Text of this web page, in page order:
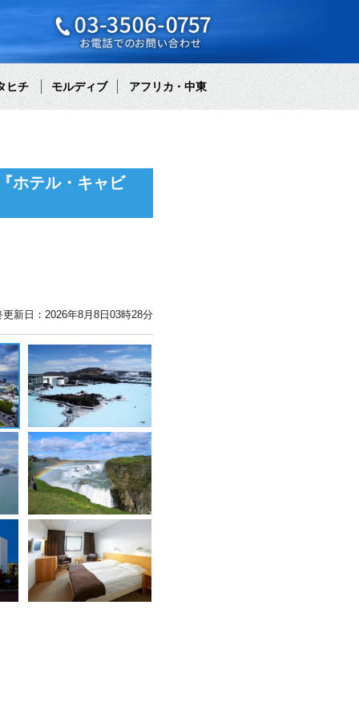
ヒチ モルディブ アフリカ・中東
ホテル・キャビ
更新日：2026年8月8日03時28分